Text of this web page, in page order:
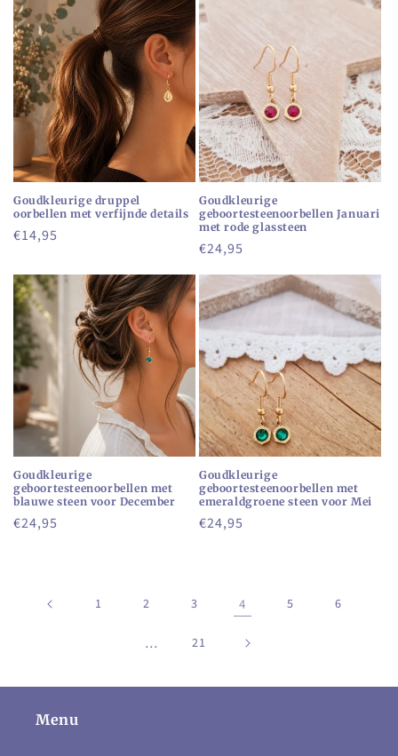
Goudkleurige druppel
oorbellen met verfijnde details
Normale
€14,95
Goudkleurige
geboortesteenoorbellen Januari
met rode glassteen
Normale
prijs
€24,95
Goudkleurige
geboortesteenoorbellen met
blauwe steen voor December
Normale
€24,95
Goudkleurige
geboortesteenoorbellen met
emeraldgroene steen voor Mei
Normale
€24,95
1 2 3 4 5 6
… 21
Menu